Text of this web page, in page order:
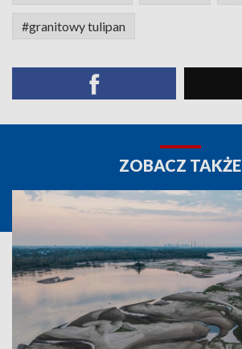
#granitowy tulipan
ZOBACZ TAKŻE